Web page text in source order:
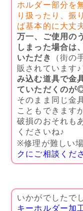
ホルダー部分を
り扱ったり、振
ば基本的に大丈
万一、ご使用の
しまった場合は
いただき
（街の
販されています♪
み込む道具で金
ていただくのが
そのまま同じ金
こともできます
破損のおそれも
くださいね♪
※修理が難しい場
クにご相談くだ
いかがでしたで
キーホルダー加